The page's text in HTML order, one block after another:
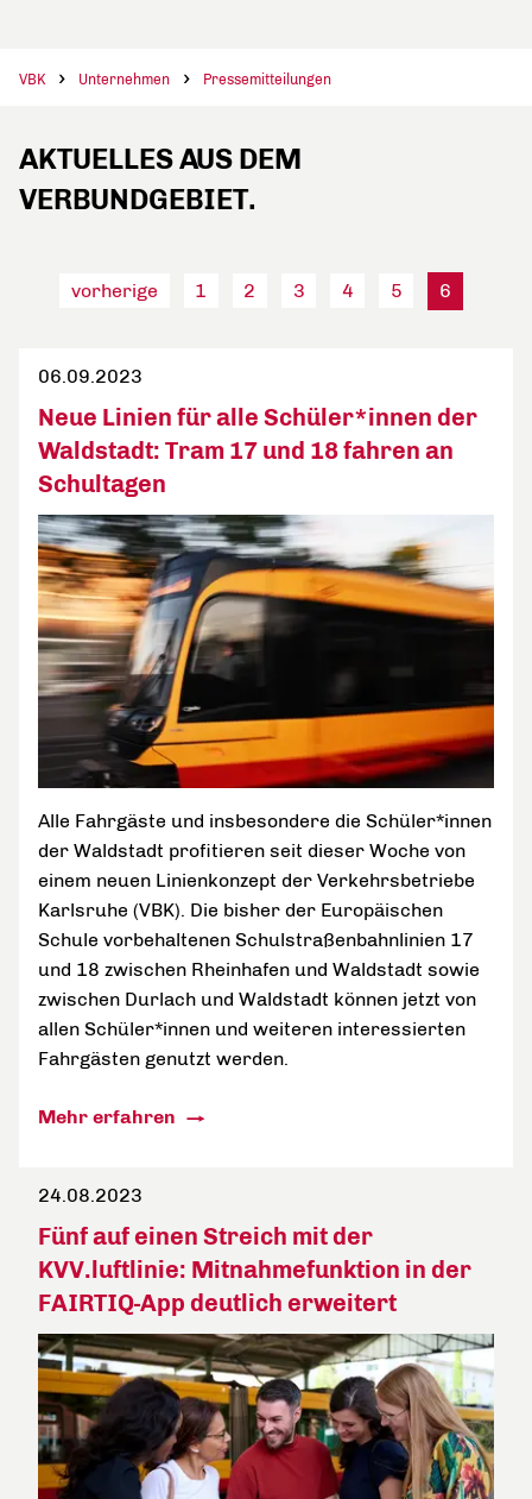
VBK Unternehmen Pressemitteilungen
AKTUELLES AUS DEM
VERBUNDGEBIET.
vorherige 1 2 3 4 5 6
06.09.2023
Neue Linien für alle Schüler*innen der
Waldstadt: Tram 17 und 18 fahren an
Schultagen
Alle Fahrgäste und insbesondere die Schüler*innen
der Waldstadt profitieren seit dieser Woche von
einem neuen Linienkonzept der Verkehrsbetriebe
Karlsruhe (VBK). Die bisher der Europäischen
Schule vorbehaltenen Schulstraßenbahnlinien 17
und 18 zwischen Rheinhafen und Waldstadt sowie
zwischen Durlach und Waldstadt können jetzt von
allen Schüler*innen und weiteren interessierten
Fahrgästen genutzt werden.
Mehr erfahren
24.08.2023
Fünf auf einen Streich mit der
KVV.luftlinie: Mitnahmefunktion in der
FAIRTIQ-App deutlich erweitert